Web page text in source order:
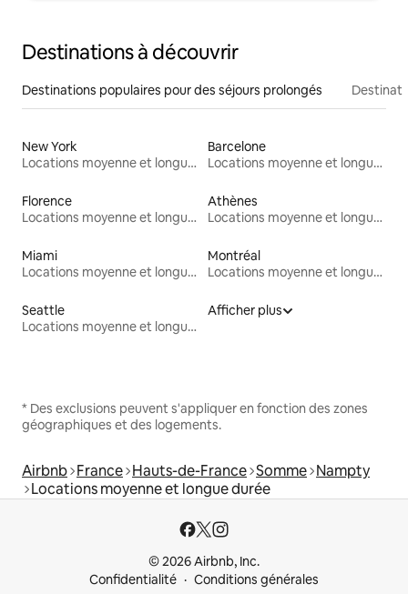
Destinations à découvrir
Destinations populaires pour des séjours prolongés
New York
Locations moyenne et longue durée
Barcelone
Locations moyenne et longue durée
Florence
Locations moyenne et longue durée
Athènes
Locations moyenne et longue durée
Miami
Locations moyenne et longue durée
Montréal
Locations moyenne et longue durée
Seattle
Locations moyenne et longue durée
Afficher plus
* Des exclusions peuvent s'appliquer en fonction des zones
géographiques et des logements.
Airbnb France Hauts-de-France Somme Nampty
Locations moyenne et longue durée
© 2026 Airbnb, Inc.
Confidentialité
Conditions générales